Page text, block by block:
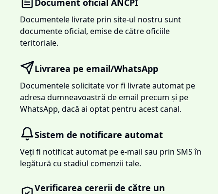
Document oficial ANCPI
Documentele livrate prin site-ul nostru sunt
documente oficial, emise de către oficiile
teritoriale.
Livrarea pe email/WhatsApp
Documentele solicitate vor fi livrate automat pe
adresa dumneavoastră de email precum și pe
WhatsApp, dacă ai optat pentru acest canal.
Sistem de notificare automat
Veți fi notificat automat pe e-mail sau prin SMS în
legătură cu stadiul comenzii tale.
Verificarea cererii de către un